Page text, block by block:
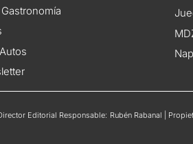
Editorial Responsable: Rubén Rabanal |